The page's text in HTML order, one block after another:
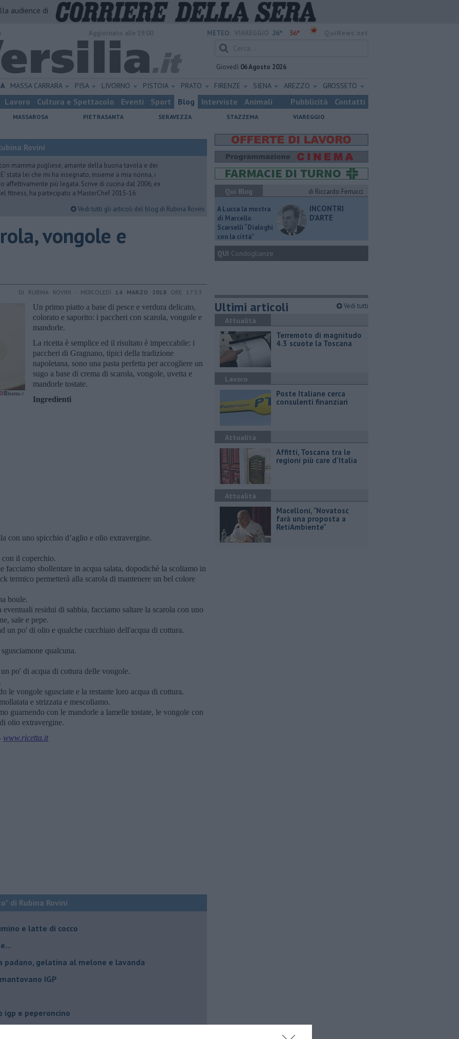
audience di
METEO: 26° 36°
Giovedì 06 Agosto 2026
MASSA CARRARA PISA LIVORNO PISTOIA PRATO FIRENZE SIENA AREZZO GROSSETO
Lavoro Cultura e Spettacolo Eventi Sport Blog Interviste Animali Pubblicità Contatti
MASSAROSA PIETRASANTA SERAVEZZA STAZZEMA VIAREGGIO
Rovini
mamma pugliese, amante della buona tavola e dei
stata lei che mi ha insegnato, insieme a mia nonna, i
affettivamente più legata. Scrive di cucina dal 2006, ex
fitness, ha partecipato a MasterChef 2015-16
Vedi tutti gli articoli del blog di Rubina Rovini
vongole e
DI RUBINA ROVINI - MERCOLEDÌ 14 MARZO 2018 ORE 17:53
Un primo piatto a base di pesce e verdura delicato,
colorato e saporito: i paccheri con scarola, vongole e
mandorle.
La ricetta è semplice ed il risultato è impeccabile: i
paccheri di Gragnano, tipici della tradizione
napoletana, sono una pasta perfetta per accogliere un
sugo a base di crema di scarola, vongole, uvetta e
mandorle tostate.
Ingredienti
con uno spicchio d’aglio e olio extravergine.
il coperchio.
facciamo sbollentare in acqua salata, dopodichè la scoliamo in
termico permetterà alla scarola di mantenere un bel colore
boule.
residui di sabbia, facciamo saltare la scarola con uno
sale e pepe.
un po' di olio e qualche cucchiaio dell'acqua di cottura.
qualcuna.
po' di acqua di cottura delle vongole.
le vongole sgusciate e la restante loro acqua di cottura.
e strizzata e mescoliamo.
guarnendo con le mandorle a lamelle tostate, le vongole con
olio extravergine.
www.ricetta.it
di Rubina Rovini
e latte di cocco
padano, gelatina al melone e lavanda
IGP
igp e peperoncino
igp al grana padano
Qui Blog
di Riccardo Ferrucci
A Lucca la mostra
di Marcello
Scarselli “Dialoghi
con la città"
INCONTRI
D'ARTE
QUI Condoglianze
Ultimi articoli Vedi tutti
Attualità
Terremoto di magnitudo
4.3 scuote la Toscana
Lavoro
Poste Italiane cerca
consulenti finanziari
Attualità
Affitti, Toscana tra le
regioni più care d'Italia
Attualità
Macelloni, "Novatosc
farà una proposta a
RetiAmbiente"